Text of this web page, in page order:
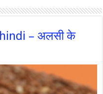
– अलसी के